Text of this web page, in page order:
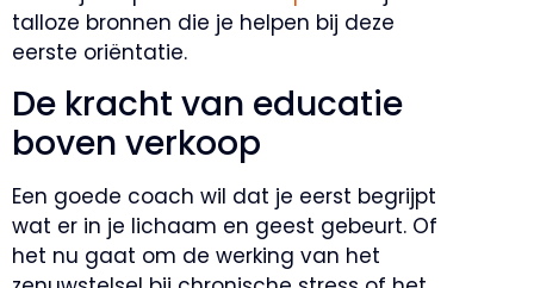
talloze bronnen die je helpen bij deze
eerste oriëntatie.
De kracht van educatie
boven verkoop
Een goede coach wil dat je eerst begrijpt
wat er in je lichaam en geest gebeurt. Of
het nu gaat om de werking van het